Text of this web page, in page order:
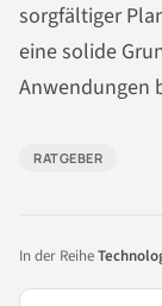
sorgfältiger
eine solide
Anwendungen
RATGEBER
In der Reihe